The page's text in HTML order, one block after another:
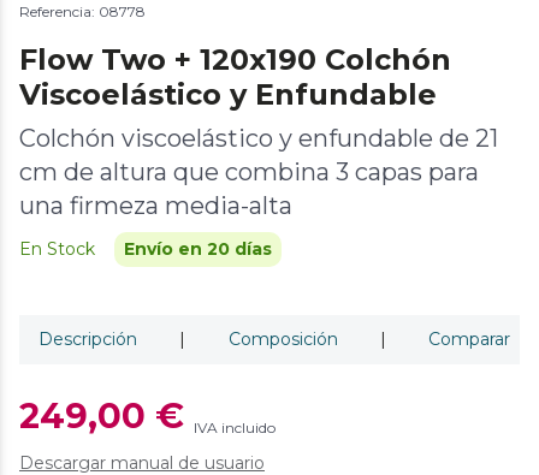
Referencia: 08778
Flow Two + 120x190 Colchón
Viscoelástico y Enfundable
Colchón viscoelástico y enfundable de 21
cm de altura que combina 3 capas para
una firmeza media-alta
En Stock Envío en 20 días
Descripción | Composición | Comparar
249,00 € IVA incluido
Descargar manual de usuario